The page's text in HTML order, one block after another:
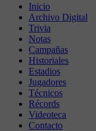
Inicio
Archivo Digital
Trivia
Notas
Campañas
Historiales
Estadios
Jugadores
Técnicos
Récords
Videoteca
Contacto